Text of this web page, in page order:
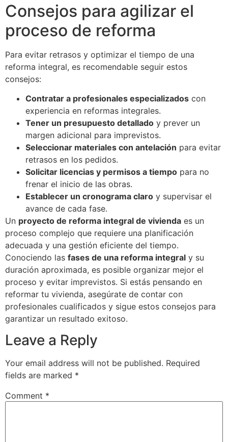
Consejos para agilizar el
proceso de reforma
Para evitar retrasos y optimizar el tiempo de una
reforma integral, es recomendable seguir estos
consejos:
Contratar a profesionales especializados con
experiencia en reformas integrales.
Tener un presupuesto detallado y prever un
margen adicional para imprevistos.
Seleccionar materiales con antelación para evitar
retrasos en los pedidos.
Solicitar licencias y permisos a tiempo para no
frenar el inicio de las obras.
Establecer un cronograma claro y supervisar el
avance de cada fase.
Un proyecto de reforma integral de vivienda es un
proceso complejo que requiere una planificación
adecuada y una gestión eficiente del tiempo.
Conociendo las fases de una reforma integral y su
duración aproximada, es posible organizar mejor el
proceso y evitar imprevistos. Si estás pensando en
reformar tu vivienda, asegúrate de contar con
profesionales cualificados y sigue estos consejos para
garantizar un resultado exitoso.
Leave a Reply
Your email address will not be published. Required
fields are marked *
Comment *